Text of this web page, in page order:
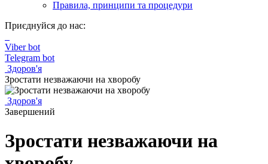
Правила, принципи та процедури
Приєднуйся до нас:
Viber bot
Telegram bot
Здоров'я
Зростати незважаючи на хворобу
Здоров'я
Завершений
Зростати незважаючи на